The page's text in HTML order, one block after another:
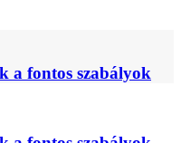
a fontos szabályok